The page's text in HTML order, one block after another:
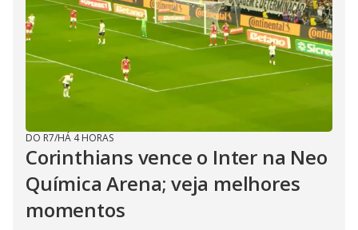
DO R7/HÁ 4 HORAS
Corinthians vence o Inter na Neo
Química Arena; veja melhores
momentos